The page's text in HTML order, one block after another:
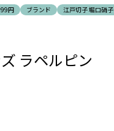
円 ブランド
江戸切子 堀口硝子
ラペルピン